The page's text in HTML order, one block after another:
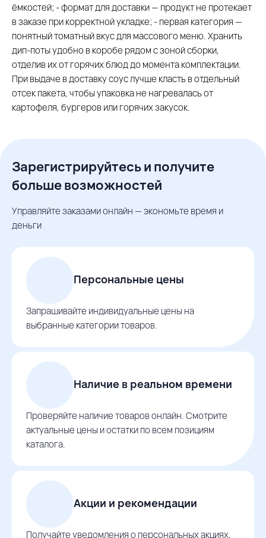
ёмкостей; - формат для доставки — продукт не протекает
в заказе при корректной укладке; - первая категория —
понятный томатный вкус для массового меню. Хранить
дип-поты удобно в коробе рядом с зоной сборки,
отделив их от горячих блюд до момента комплектации.
При выдаче в доставку соус лучше класть в отдельный
отсек пакета, чтобы упаковка не нагревалась от
картофеля, бургеров или горячих закусок.
Зарегистрируйтесь и получите
больше возможностей
Управляйте заказами онлайн — экономьте время и
деньги
Персональные цены
Запрашивайте индивидуальные цены на
выбранные категории товаров.
Наличие в реальном времени
Проверяйте наличие товаров онлайн. Смотрите
актуальные цены и остатки по всем позициям
каталога.
Акции и рекомендации
Получайте уведомления о персональных акциях,